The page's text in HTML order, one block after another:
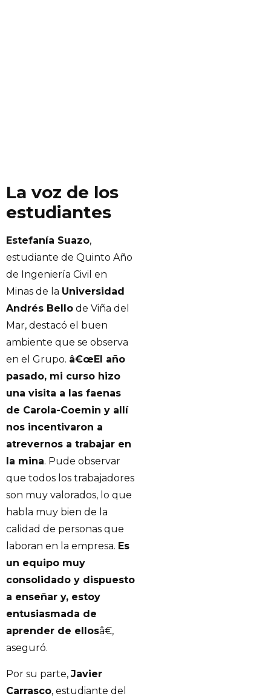
La voz de los
estudiantes
Estefanía Suazo,
estudiante de Quinto Año
de Ingeniería Civil en
Minas de la Universidad
Andrés Bello de Viña del
Mar, destacó el buen
ambiente que se observa
en el Grupo. â€œEl año
pasado, mi curso hizo
una visita a las faenas
de Carola-Coemin y allí
nos incentivaron a
atrevernos a trabajar en
la mina. Pude observar
que todos los trabajadores
son muy valorados, lo que
habla muy bien de la
calidad de personas que
laboran en la empresa. Es
un equipo muy
consolidado y dispuesto
a enseñar y, estoy
entusiasmada de
aprender de ellosâ€,
aseguró.
Por su parte, Javier
Carrasco, estudiante del